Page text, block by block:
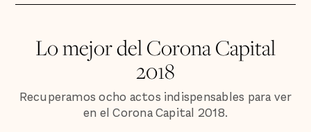
Lo mejor del Corona Capital
2018
Recuperamos ocho actos indispensables para ver
en el Corona Capital 2018.